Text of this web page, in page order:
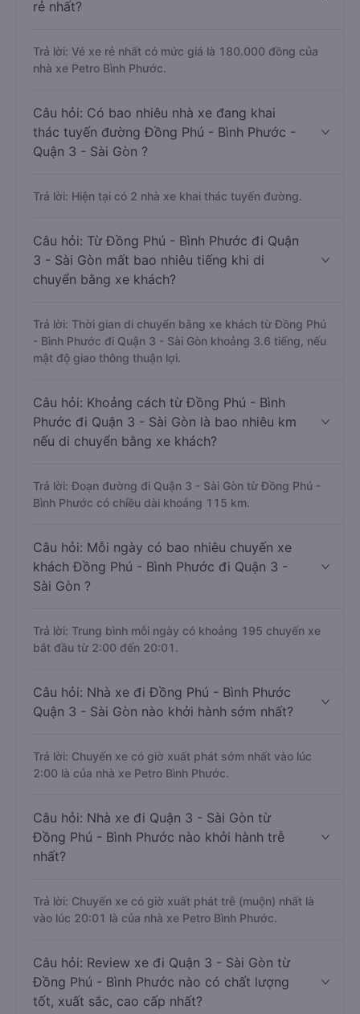
rẻ nhất?
Trả lời: Vé xe rẻ nhất có mức giá là 180.000 đồng của
nhà xe Petro Bình Phước.
Câu hỏi: Có bao nhiêu nhà xe đang khai
thác tuyến đường Đồng Phú - Bình Phước -
Quận 3 - Sài Gòn ?
Trả lời: Hiện tại có 2 nhà xe khai thác tuyến đường.
Câu hỏi: Từ Đồng Phú - Bình Phước đi Quận
3 - Sài Gòn mất bao nhiêu tiếng khi di
chuyển bằng xe khách?
Trả lời: Thời gian di chuyển bằng xe khách từ Đồng Phú
- Bình Phước đi Quận 3 - Sài Gòn khoảng 3.6 tiếng, nếu
mật độ giao thông thuận lợi.
Câu hỏi: Khoảng cách từ Đồng Phú - Bình
Phước đi Quận 3 - Sài Gòn là bao nhiêu km
nếu di chuyển bằng xe khách?
Trả lời: Đoạn đường đi Quận 3 - Sài Gòn từ Đồng Phú -
Bình Phước có chiều dài khoảng 115 km.
Câu hỏi: Mỗi ngày có bao nhiêu chuyến xe
khách Đồng Phú - Bình Phước đi Quận 3 -
Sài Gòn ?
Trả lời: Trung bình mỗi ngày có khoảng 195 chuyến xe
bắt đầu từ 2:00 đến 20:01.
Câu hỏi: Nhà xe đi Đồng Phú - Bình Phước
Quận 3 - Sài Gòn nào khởi hành sớm nhất?
Trả lời: Chuyến xe có giờ xuất phát sớm nhất vào lúc
2:00 là của nhà xe Petro Bình Phước.
Câu hỏi: Nhà xe đi Quận 3 - Sài Gòn từ
Đồng Phú - Bình Phước nào khởi hành trễ
nhất?
Trả lời: Chuyến xe có giờ xuất phát trễ (muộn) nhất là
vào lúc 20:01 là của nhà xe Petro Bình Phước.
Câu hỏi: Review xe đi Quận 3 - Sài Gòn từ
Đồng Phú - Bình Phước nào có chất lượng
tốt, xuất sắc, cao cấp nhất?